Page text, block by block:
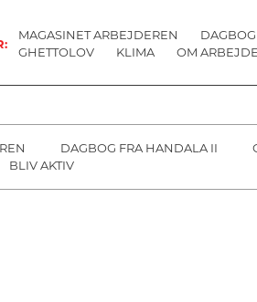
DAGBOG FRA HANDALA II
BLIV AKTIV
MAGASINET ARBEJDEREN
GHETTOLOV
KLIMA OM